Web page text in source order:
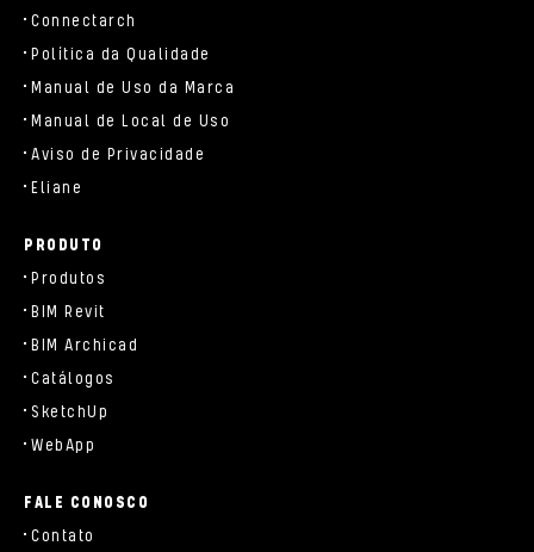
Connectarch
Política da Qualidade
Manual de Uso da Marca
Manual de Local de Uso
Aviso de Privacidade
Eliane
PRODUTO
Produtos
BIM Revit
BIM Archicad
Catálogos
SketchUp
WebApp
FALE CONOSCO
Contato